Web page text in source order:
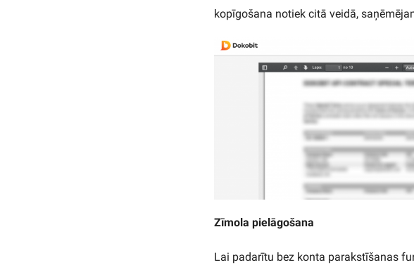
kopīgošana notiek citā veidā,
Zīmola pielāgošana
Lai padarītu bez konta parakstīšanas